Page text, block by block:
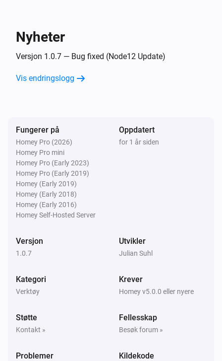
Nyheter
Versjon 1.0.7 — Bug fixed (Node12 Update)
Vis endringslogg
Fungerer på
Homey Pro (2026)
Homey Pro mini
Homey Pro (Early 2023)
Homey Pro (Early 2019)
Homey (Early 2019)
Homey (Early 2018)
Homey (Early 2016)
Homey Self-Hosted Server
Oppdatert
for 1 år siden
Versjon
1.0.7
Utvikler
Julian Suhl
Kategori
Verktøy
Krever
Homey v5.0.0 eller nyere
Støtte
Kontakt »
Fellesskap
Besøk forum »
Problemer Kildekode